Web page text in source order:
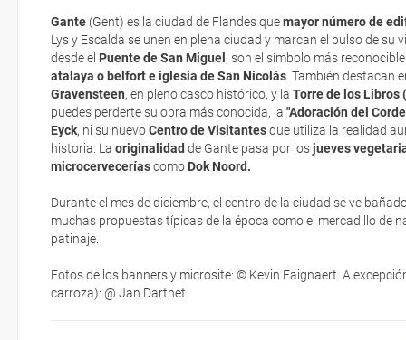
Gante (Gent) es la ciudad de Flandes quemayor número de
Lys y Escalda se unen en plena ciudad y marcan el pulso de su
desde el Puente de San Miguel , son el símbolo más
atalaya o belfort e iglesia de San Nicolás . También destacan
Gravensteen, en pleno casco histórico, y la Torre de los Libros
puedes perderte su obra más conocida, la "Adoración del
Eyck, ni su nuevoCentro de Visitantesque utiliza la realidad
historia. La originalidad de Gante pasa por losjueves
microcerveceríascomo Dok Noord.
Durante el mes de diciembre, el centro de la ciudad se ve
muchas propuestas típicas de la época como el mercadillo de
patinaje.
Fotos de los banners y microsite: © Kevin Faignaert. A
carroza): @ Jan Darthet.
Gastronomía y productos típicos
Tradición cervecera
Cicloturismo
Documentación y descuentos
Embajadas y Consulados
¿Cómo llegar?
¿Dónde alojarse?
La documentación de tu reserva te será enviada por mail en el
esté realizado completamente.
Respecto a las tarjetas de embarque, casi todas las compañías
electrónicos por lo que podrás obtenerlas directamente en los
realizando el check-in por su web.
Eso sí, deberás estar atento si viajas con una compañía low cost,
no te carguen un suplemento extra en el mismo aeropuerto.
En caso de tener que enviarte la documentación de un paquete
imprimir y llevar contigo en el viaje.